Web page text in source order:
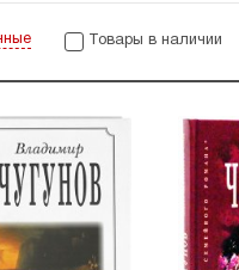
Товары в наличии